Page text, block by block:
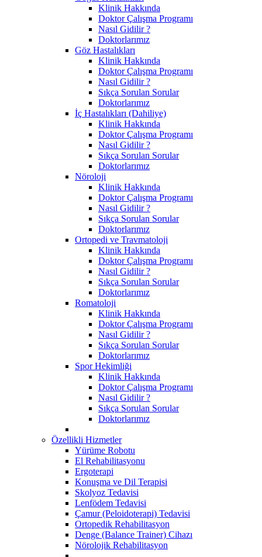
Klinik Hakkında
Doktor Çalışma Programı
Nasıl Gidilir ?
Doktorlarımız
Göz Hastalıkları
Klinik Hakkında
Doktor Çalışma Programı
Nasıl Gidilir ?
Sıkça Sorulan Sorular
Doktorlarımız
İç Hastalıkları (Dahiliye)
Klinik Hakkında
Doktor Çalışma Programı
Nasıl Gidilir ?
Sıkça Sorulan Sorular
Doktorlarımız
Nöroloji
Klinik Hakkında
Doktor Çalışma Programı
Nasıl Gidilir ?
Sıkça Sorulan Sorular
Doktorlarımız
Ortopedi ve Travmatoloji
Klinik Hakkında
Doktor Çalışma Programı
Nasıl Gidilir ?
Sıkça Sorulan Sorular
Doktorlarımız
Romatoloji
Klinik Hakkında
Doktor Çalışma Programı
Nasıl Gidilir ?
Sıkça Sorulan Sorular
Doktorlarımız
Spor Hekimliği
Klinik Hakkında
Doktor Çalışma Programı
Nasıl Gidilir ?
Sıkça Sorulan Sorular
Doktorlarımız
Özellikli Hizmetler
Yürüme Robotu
El Rehabilitasyonu
Ergoterapi
Konuşma ve Dil Terapisi
Skolyoz Tedavisi
Lenfödem Tedavisi
Çamur (Peloidoterapi) Tedavisi
Ortopedik Rehabilitasyon
Denge (Balance Trainer) Cihazı
Nörolojik Rehabilitasyon